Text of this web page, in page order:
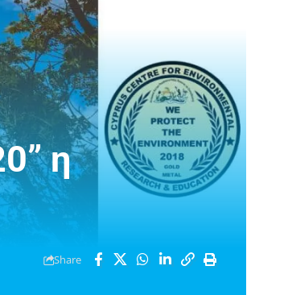
η
Share